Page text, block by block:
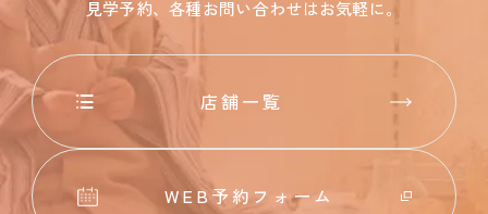
見学予約、各種お問い合わせはお気軽に。
店舗一覧
WEB予約フォーム